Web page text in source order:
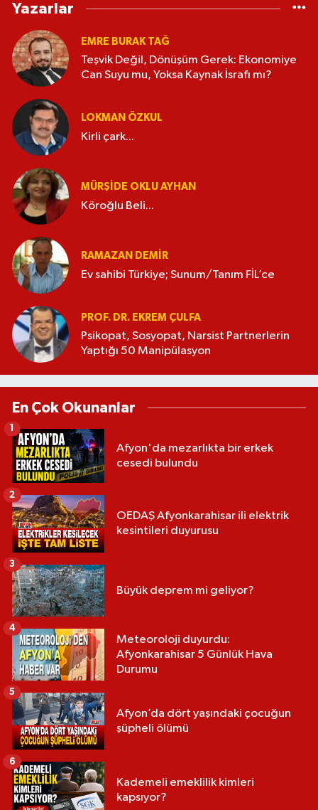
Yazarlar
EMRE BURAK TAĞ
Teşvik Değil, Dönüşüm Gerek: Ekonomiye
Can Suyu mu, Yoksa Kaynak İsrafı mı?
LOKMAN ÖZKUL
Kirli çark...
MÜRŞIDE OKLU AYHAN
Köroğlu Beli...
RAMAZAN DEMİR
Ev sahibi Türkiye; Sunum/Tanım FİL’ce
PROF. DR. EKREM ÇULFA
Psikopat, Sosyopat, Narsist Partnerlerin
Yaptığı 50 Manipülasyon
En Çok Okunanlar
Afyon'da mezarlıkta bir erkek
cesedi bulundu
1
OEDAŞ Afyonkarahisar ili elektrik
kesintileri duyurusu
2
Büyük deprem mi geliyor?
3
Meteoroloji duyurdu:
Afyonkarahisar 5 Günlük Hava
Durumu
4
Afyon’da dört yaşındaki çocuğun
şüpheli ölümü
5
Kademeli emeklilik kimleri
kapsıyor?
6